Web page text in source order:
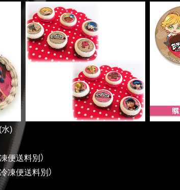
)
便送料別）
凍便送料別）